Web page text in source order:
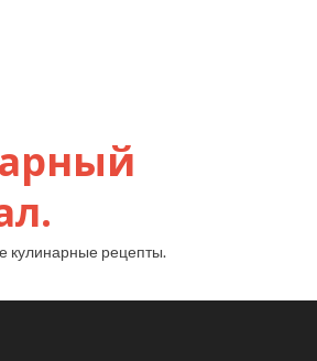
кулинарные рецепты.